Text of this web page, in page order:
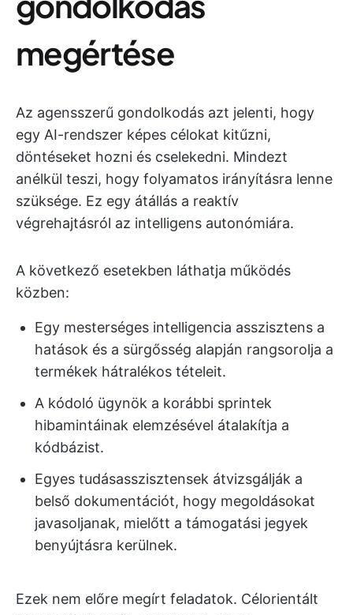
megértése
Az agensszerű gondolkodás azt jelenti, hogy
egy AI-rendszer képes célokat kitűzni,
döntéseket hozni és cselekedni. Mindezt
anélkül teszi, hogy folyamatos irányításra lenne
szüksége. Ez egy átállás a reaktív
végrehajtásról az intelligens autonómiára.
A következő esetekben láthatja működés
közben:
Egy mesterséges intelligencia asszisztens a
hatások és a sürgősség alapján rangsorolja a
termékek hátralékos tételeit.
A kódoló ügynök a korábbi sprintek
hibamintáinak elemzésével átalakítja a
kódbázist.
Egyes tudásasszisztensek átvizsgálják a
belső dokumentációt, hogy megoldásokat
javasoljanak, mielőtt a támogatási jegyek
benyújtásra kerülnek.
Ezek nem előre megírt feladatok. Célorientált